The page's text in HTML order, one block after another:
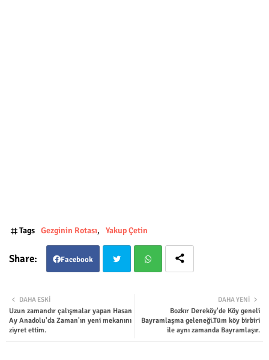
Tags Gezginin Rotası Yakup Çetin
Facebook
ter
DAHA YENI
Bozkır Dereköy'de Köy geneli
Bayramlaşma geleneği.Tüm köy birbiri
ile aynı zamanda Bayramlaşır.
DAHA ESKI
Uzun zamandır çalışmalar yapan Hasan
Ay Anadolu'da Zaman'ın yeni mekanını
ziyret ettim.